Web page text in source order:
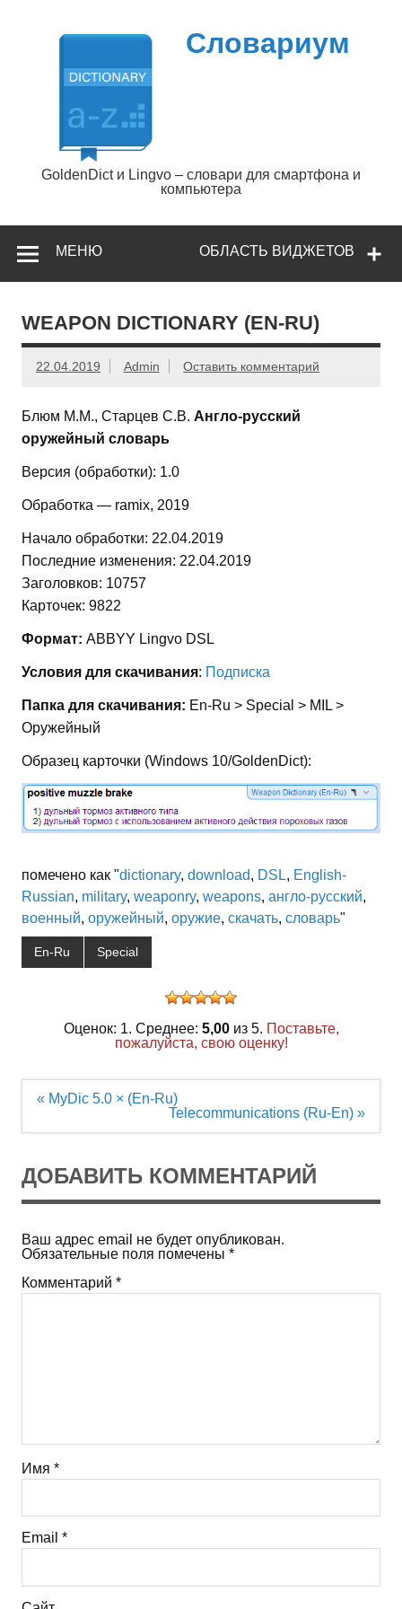
содержимому
Словариум
GoldenDict и Lingvo – словари для смартфона и
компьютера
ОБЛАСТЬ ВИДЖЕТОВ
МЕНЮ
WEAPON DICTIONARY (EN-RU)
22.04.2019 Admin Оставить комментарий
Блюм М.М., Старцев С.В. Англо-русский
оружейный словарь
Версия (обработки): 1.0
Обработка — ramix, 2019
Начало обработки: 22.04.2019
Последние изменения: 22.04.2019
Заголовков: 10757
Карточек: 9822
Формат: ABBYY Lingvo DSL
Условия для скачивания: Подписка
Папка для скачивания: En-Ru > Special > MIL >
Оружейный
Образец карточки (Windows 10/GoldenDict):
помечено как "dictionary, download, DSL, English-
Russian, military, weaponry, weapons, англо-русский,
военный, оружейный, оружие, скачать, словарь"
En-Ru Special
Оценок: 1. Среднее: 5,00из 5. Поставьте,
пожалуйста, свою оценку!
Навигация
« MyDic 5.0 × (En-Ru)
Telecommunications (Ru-En) »
ДОБАВИТЬ КОММЕНТАРИЙ
Ваш адрес email не будет опубликован.
Обязательные поля помечены *
Комментарий *
Имя *
Email *